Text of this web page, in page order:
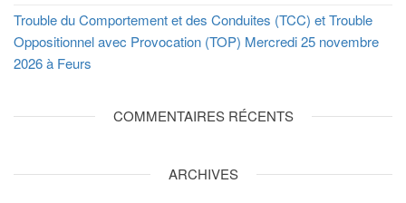
Trouble du Comportement et des Conduites (TCC) et Trouble
Oppositionnel avec Provocation (TOP) Mercredi 25 novembre
2026 à Feurs
COMMENTAIRES RÉCENTS
ARCHIVES